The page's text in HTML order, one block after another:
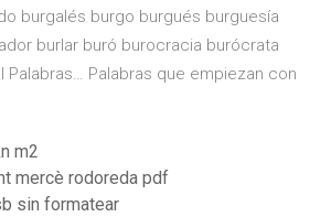
burgalés burgo burgués burguesía
burlar buró burocracia burócrata
Palabras… Palabras que empiezan con
m2
mercè rodoreda pdf
sin formatear